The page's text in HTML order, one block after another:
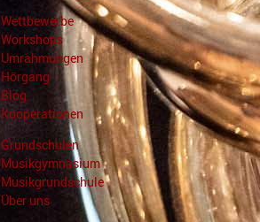
Wettbewerbe
Workshops
Umrahmungen
Hörgang
Blog
Kooperationen
Grundschulen
Musikgymnasium
Musikgrundschule
Über uns